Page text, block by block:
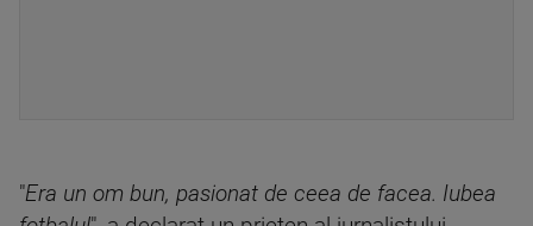
"Era un om bun, pasionat de ceea de facea. Iubea